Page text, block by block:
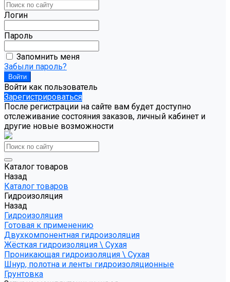
Логин
Пароль
Запомнить меня
Забыли пароль?
Войти как пользователь
Зарегистрироваться
После регистрации на сайте вам будет доступно
отслеживание состояния заказов, личный кабинет и
другие новые возможности
Каталог товаров
Назад
Каталог товаров
Гидроизоляция
Назад
Гидроизоляция
Готовая к применению
Двухкомпонентная гидроизоляция
Жёсткая гидроизоляция \ Сухая
Проникающая гидроизоляция \ Сухая
Шнур, полотна и ленты гидроизоляционные
Грунтовка